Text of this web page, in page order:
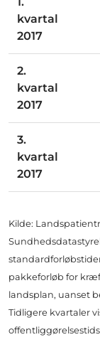
kvartal
2017
2.
kvartal
2017
3.
kvartal
2017
Kilde:
pakkeforløb for
landsplan, uanset
Tidligere kvartaler